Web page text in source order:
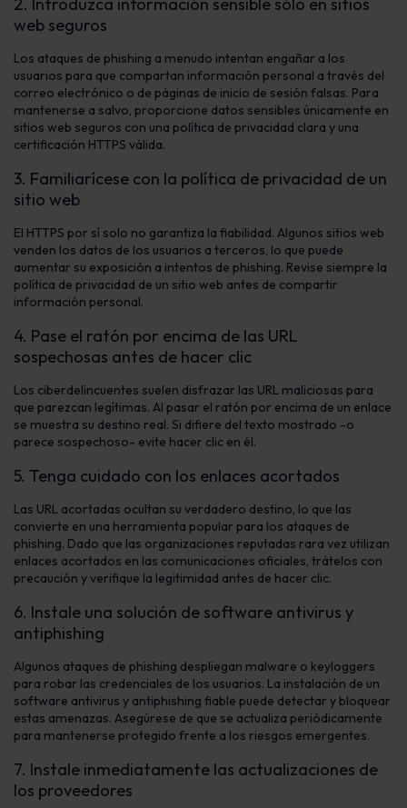
web seguros
Los ataques de phishing a menudo intentan engañar a los
usuarios para que compartan información personal a través del
correo electrónico o de páginas de inicio de sesión falsas. Para
mantenerse a salvo, proporcione datos sensibles únicamente en
sitios web seguros con una política de privacidad clara y una
certificación HTTPS válida.
3. Familiarícese con la política de privacidad de un
sitio web
El HTTPS por sí solo no garantiza la fiabilidad. Algunos sitios web
venden los datos de los usuarios a terceros, lo que puede
aumentar su exposición a intentos de phishing. Revise siempre la
política de privacidad de un sitio web antes de compartir
información personal.
4. Pase el ratón por encima de las URL
sospechosas antes de hacer clic
Los ciberdelincuentes suelen disfrazar las URL maliciosas para
que parezcan legítimas. Al pasar el ratón por encima de un enlace
se muestra su destino real. Si difiere del texto mostrado -o
parece sospechoso- evite hacer clic en él.
5. Tenga cuidado con los enlaces acortados
Las URL acortadas ocultan su verdadero destino, lo que las
convierte en una herramienta popular para los ataques de
phishing. Dado que las organizaciones reputadas rara vez utilizan
enlaces acortados en las comunicaciones oficiales, trátelos con
precaución y verifique la legitimidad antes de hacer clic.
6. Instale una solución de software antivirus y
antiphishing
Algunos ataques de phishing despliegan malware o keyloggers
para robar las credenciales de los usuarios. La instalación de un
software antivirus y antiphishing fiable puede detectar y bloquear
estas amenazas. Asegúrese de que se actualiza periódicamente
para mantenerse protegido frente a los riesgos emergentes.
7. Instale inmediatamente las actualizaciones de
los proveedores